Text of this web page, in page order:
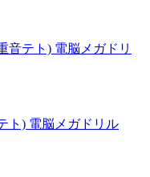
音テト) 電脳メガドリ
ト) 電脳メガドリル